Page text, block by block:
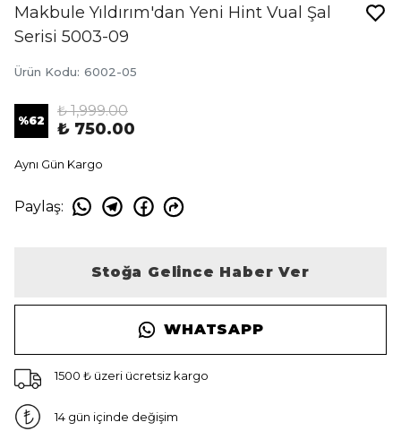
Makbule Yıldırım'dan Yeni Hint Vual Şal
Serisi 5003-09
Ürün Kodu: 6002-05
%62
₺ 1,999.00
₺ 750.00
Aynı Gün Kargo
Paylaş:
Stoğa Gelince Haber Ver
WHATSAPP
1500 ₺ üzeri ücretsiz kargo
14 gün içinde değişim